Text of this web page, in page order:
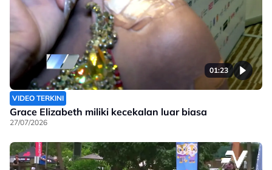
01:23
VIDEO TERKINI
Grace Elizabeth miliki kecekalan luar biasa
27/07/2026